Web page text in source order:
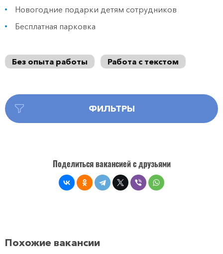
Новогодние подарки детям сотрудников
Бесплатная парковка
Без опыта работы Работа с текстом
ФИЛЬТРЫ
Поделиться вакансией с друзьями
Похожие вакансии